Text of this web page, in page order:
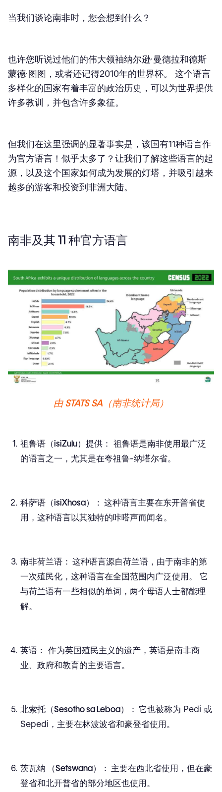
当我们谈论南非时，您会想到什么？
也许您听说过他们的伟大领袖纳尔逊·曼德拉和德斯
蒙德·图图，或者还记得2010年的世界杯。 这个语言
多样化的国家有着丰富的政治历史，可以为世界提供
许多教训，并包含许多象征。
但我们在这里强调的显著事实是，该国有11种语言作
为官方语言！似乎太多了？让我们了解这些语言的起
源，以及这个国家如何成为发展的灯塔，并吸引越来
越多的游客和投资到非洲大陆。
南非及其 11 种官方语言
由 STATS SA（南非统计局）
祖鲁语（isiZulu）提供： 祖鲁语是南非使用最广泛
的语言之一，尤其是在夸祖鲁-纳塔尔省。
科萨语（isiXhosa）： 这种语言主要在东开普省使
用，这种语言以其独特的咔嗒声而闻名。
南非荷兰语： 这种语言源自荷兰语，由于南非的第
一次殖民化，这种语言在全国范围内广泛使用。 它
与荷兰语有一些相似的单词，两个母语人士都能理
解。
英语： 作为英国殖民主义的遗产，英语是南非商
业、政府和教育的主要语言。
北索托（Sesotho sa Leboa）： 它也被称为 Pedi 或
Sepedi，主要在林波波省和豪登省使用。
茨瓦纳 （Setswana）： 主要在西北省使用，但在豪
登省和北开普省的部分地区也使用。